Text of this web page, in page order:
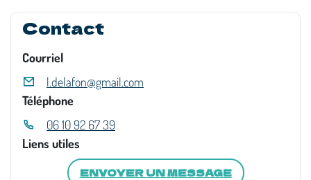
Contact
Courriel
l.delafon@gmail.com
Téléphone
06 10 92 67 39
Liens utiles
ENVOYER UN MESSAGE